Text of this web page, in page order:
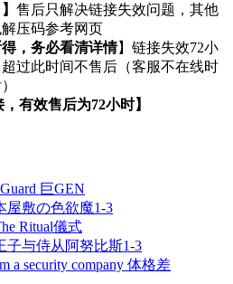
售后只解决链接失效问题，其他
压码参考网页
，务必看清详情】链接失效72小
过此时间不售后（客服不在线时
有效售后为72小时】
巨GEN
屋敷の色欲魔1-3
Ritual儀式
子与侍从阿努比斯1-3
a security company 体格差